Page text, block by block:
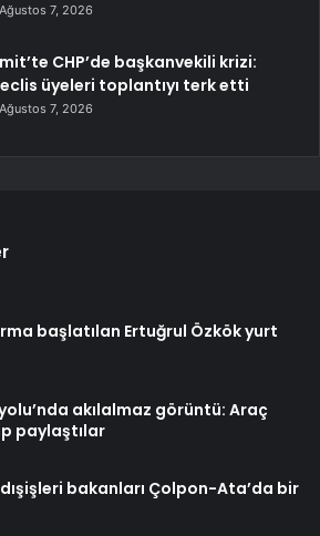
Ağustos 7, 2026
CHP’de başkanvekili krizi:
üyeleri toplantıyı terk etti
Ağustos 7, 2026
başlatılan Ertuğrul Özkök yurt
akılalmaz görüntü: Araç
paylaştılar
dışişleri bakanları Çolpon-Ata’da bir